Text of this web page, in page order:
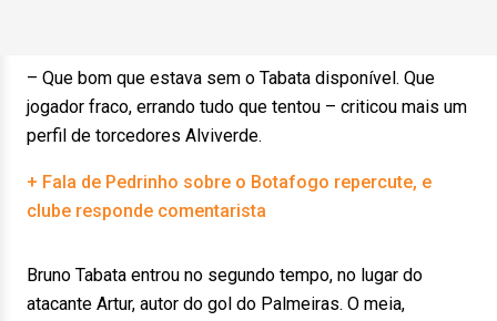
– Que bom que estava sem o Tabata disponível. Que
jogador fraco, errando tudo que tentou – criticou mais um
perfil de torcedores Alviverde.
+ Fala de Pedrinho sobre o Botafogo repercute, e
clube responde comentarista
Bruno Tabata entrou no segundo tempo, no lugar do
atacante Artur, autor do gol do Palmeiras. O meia,